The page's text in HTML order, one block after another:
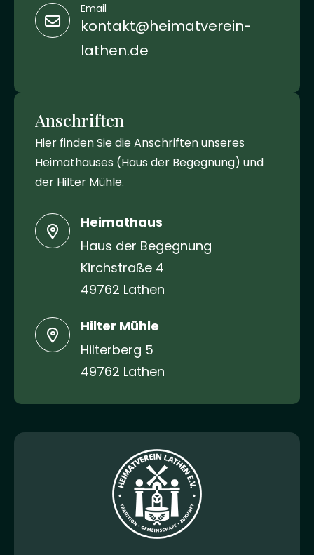
Email
kontakt@heimatverein-
lathen.de
Anschriften
Hier finden Sie die Anschriften unseres
Heimathauses (Haus der Begegnung) und
der Hilter Mühle.
Heimathaus
Haus der Begegnung
Kirchstraße 4
49762 Lathen
Hilter Mühle
Hilterberg 5
49762 Lathen